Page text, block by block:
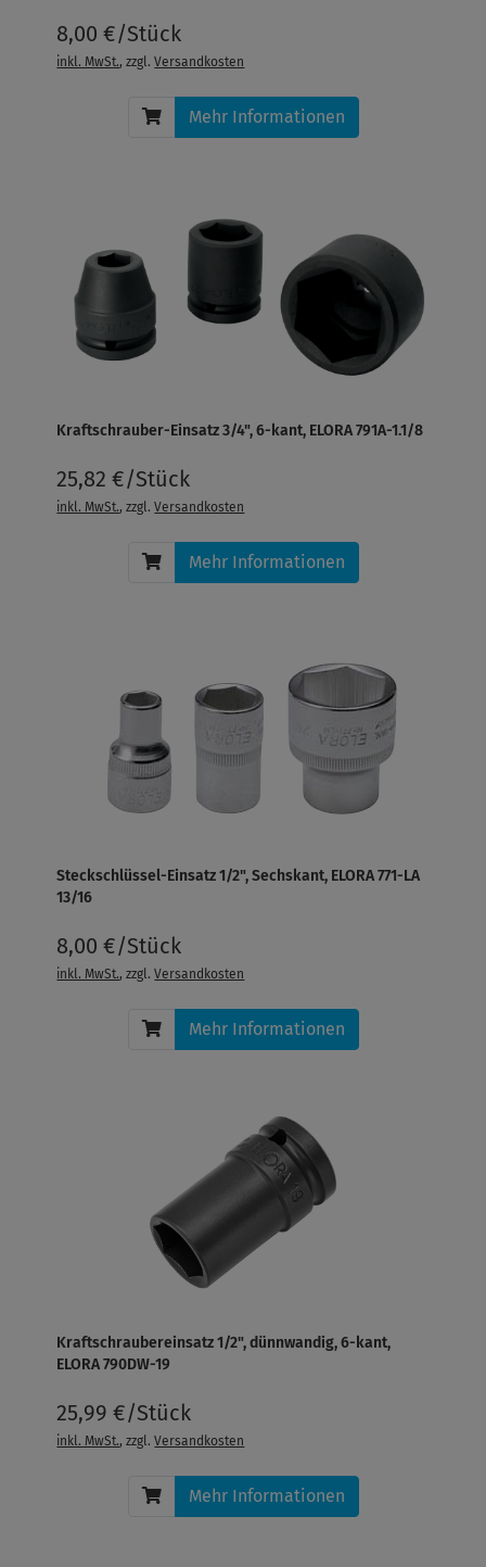
8,00 €/Stück
inkl. MwSt., zzgl.Versandkosten
Mehr Informationen
Kraftschrauber-Einsatz 3/4", 6-kant, ELORA 791A-1.1/8
25,82 €/Stück
inkl. MwSt., zzgl.Versandkosten
Mehr Informationen
Steckschlüssel-Einsatz 1/2", Sechskant, ELORA 771-LA
13/16
8,00 €/Stück
inkl. MwSt., zzgl.Versandkosten
Mehr Informationen
Kraftschraubereinsatz 1/2", dünnwandig, 6-kant,
ELORA 790DW-19
25,99 €/Stück
inkl. MwSt., zzgl.Versandkosten
Mehr Informationen